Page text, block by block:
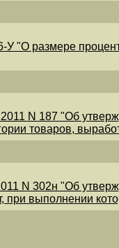
У "О размере
N 187 "Об
товаров,
N 302н "Об
при выполнении